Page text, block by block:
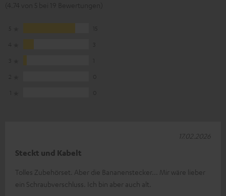
Steckt und Kabelt
Tolles Zubehörset. Aber die Bananenstecker... Mir wäre lieber
ein Schraubverschluss. Ich bin aber auch alt.
17.02.2026